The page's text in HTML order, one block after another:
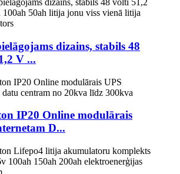
dizains, stabils 48
V ...
IP20 Online modulārais
D...